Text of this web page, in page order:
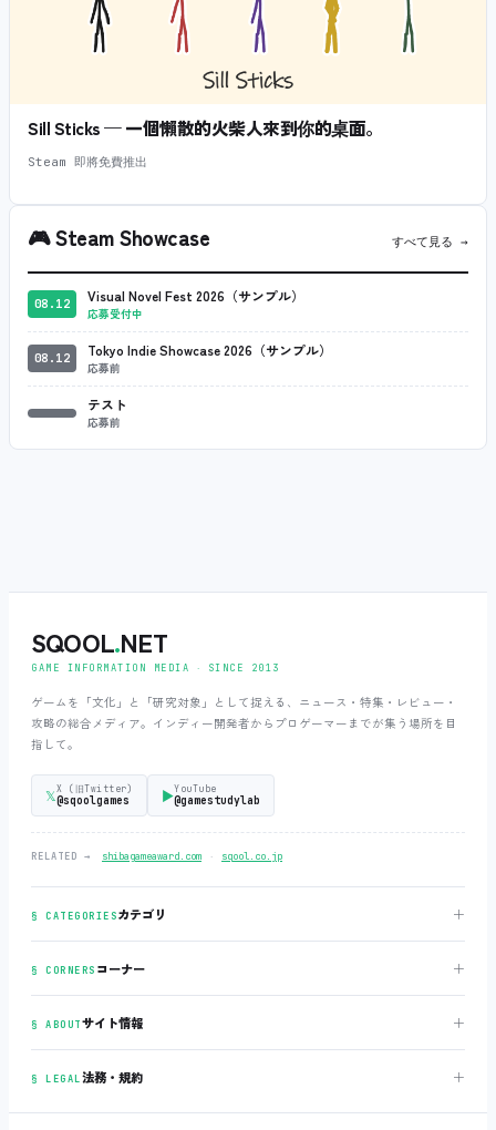
Sill Sticks — 一個懶散的火柴人來到你的桌面。
Steam 即將免費推出
🎮Steam Showcase すべて見る →
08.12 Visual Novel Fest 2026（サンプル）
応募受付中
08.12 Tokyo Indie Showcase 2026（サンプル）
応募前
テスト
応募前
SQOOL.NET
GAME INFORMATION MEDIA ‧ SINCE 2013
ゲームを「文化」と「研究対象」として捉える、ニュース・特集・レビュー・
攻略の総合メディア。インディー開発者からプロゲーマーまでが集う場所を目
指して。
𝕏X (旧Twitter)
@sqoolgames ▶YouTube
@gamestudylab
RELATED → shibagameaward.com ‧ sqool.co.jp
§ CATEGORIESカテゴリ ＋
§ CORNERS コーナー ＋
§ ABOUTサイト情報 ＋
§ LEGAL法務・規約 ＋